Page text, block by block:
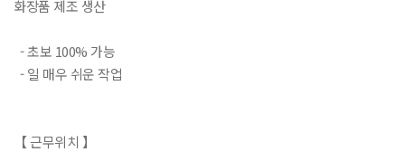
화장품 제조 생산
- 초보 100% 가능
- 일 매우 쉬운 작업
【 근무위치 】